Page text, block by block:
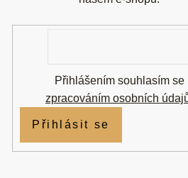
Přihlášením souhlasím se
zpracováním osobních
Přihlásit se